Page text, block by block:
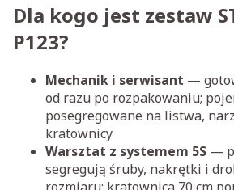
Dla kogo jest zestaw
P123?
Mechanik i serwisant —
od razu po rozpakowaniu;
posegregowane na listwa,
kratownicy
Warsztat z systemem 5S —
segregują śruby, nakrętki i